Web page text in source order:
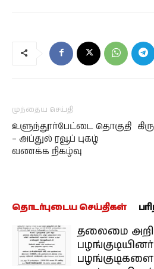
முந்தைய செய்தி
உளுந்தூர்பேட்டை தொகுதி
– அப்துல் ரவூப் புகழ்
வணக்க நிகழ்வு
தொடர்புடைய செய்திகள்
தலைமை